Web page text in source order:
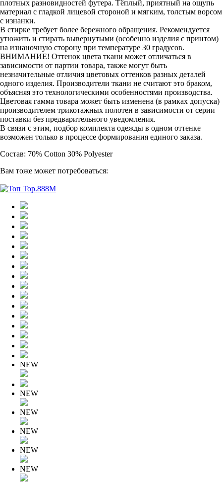
плотных разновидностей футера. Тёплый, приятный на ощупь
материал с гладкой лицевой стороной и мягким, толстым ворсом
с изнанки.
В стирке требует более бережного обращения. Рекомендуется
утюжить и стирать вывернутыми (особенно изделия с принтом)
на изнаночную сторону при температуре 30 градусов.
ВНИМАНИЕ! Оттенок цвета ткани может отличаться в
зависимости от партии товара, также могут быть
незначительные отличия цветовых оттенков разных деталей
одного изделия. Производители ткани не считают это браком,
объясняя это технологическими особенностями производства.
Цветовая гамма товара может быть изменена (в рамках допуска)
производителем трикотажных полотен в зависимости от серии
поставки без предварительного уведомления.
В связи с этим, подбор комплекта одежды в одном оттенке
возможен только в процессе формирования единого заказа.
Состав: 70% Cotton 30% Polyester
Вам тоже может потребоваться:
NEW
NEW
NEW
NEW
NEW
NEW